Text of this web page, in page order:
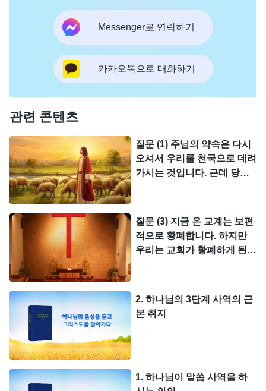
Messenger로 연락하기
카카오톡으로 대화하기
관련 콘텐츠
질문 (1) 주님의 약속은 다시
오셔서 우리를 천국으로 데려
가시는 것입니다. 근데 당신
증거하고 있습니다. 성경에
분명히 주께서 구름을 타고
능력과 큰 영광으로 오신다고
했는데 주님이 성육신하셔서
질문 (3) 지금 온 교계는 보편
적으로 황폐합니다. 하지만
우리는 교회가 황폐하게 된
약 성경을 참답게 읽으면서
율법시대 후기에 유대교 대제
사장, 서기관, 바리새인들의
문제는 좀 발견했지만 그래도
2. 하나님의 3단계 사역의 근
본 취지
1. 하나님이 말씀 사역을 하